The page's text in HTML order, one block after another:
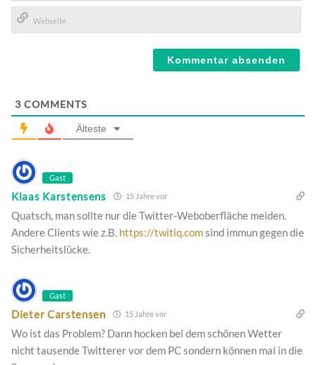
E-
Mail*
3 COMMENTS
Älteste
Gast
Klaas Karstensens 15 Jahre vor
Quatsch, man sollte nur die Twitter-Weboberfläche meiden.
Andere Clients wie z.B. https://twitiq.comsind immun gegen die
Sicherheitslücke.
Gast
Dieter Carstensen 15 Jahre vor
Wo ist das Problem? Dann hocken bei dem schönen Wetter
nicht tausende Twitterer vor dem PC sondern können mal in die